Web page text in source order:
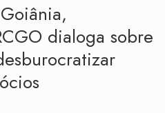
dialoga sobre